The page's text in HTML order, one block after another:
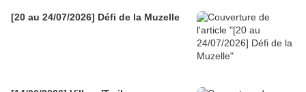
[20 au 24/07/2026] Défi de la Muzelle